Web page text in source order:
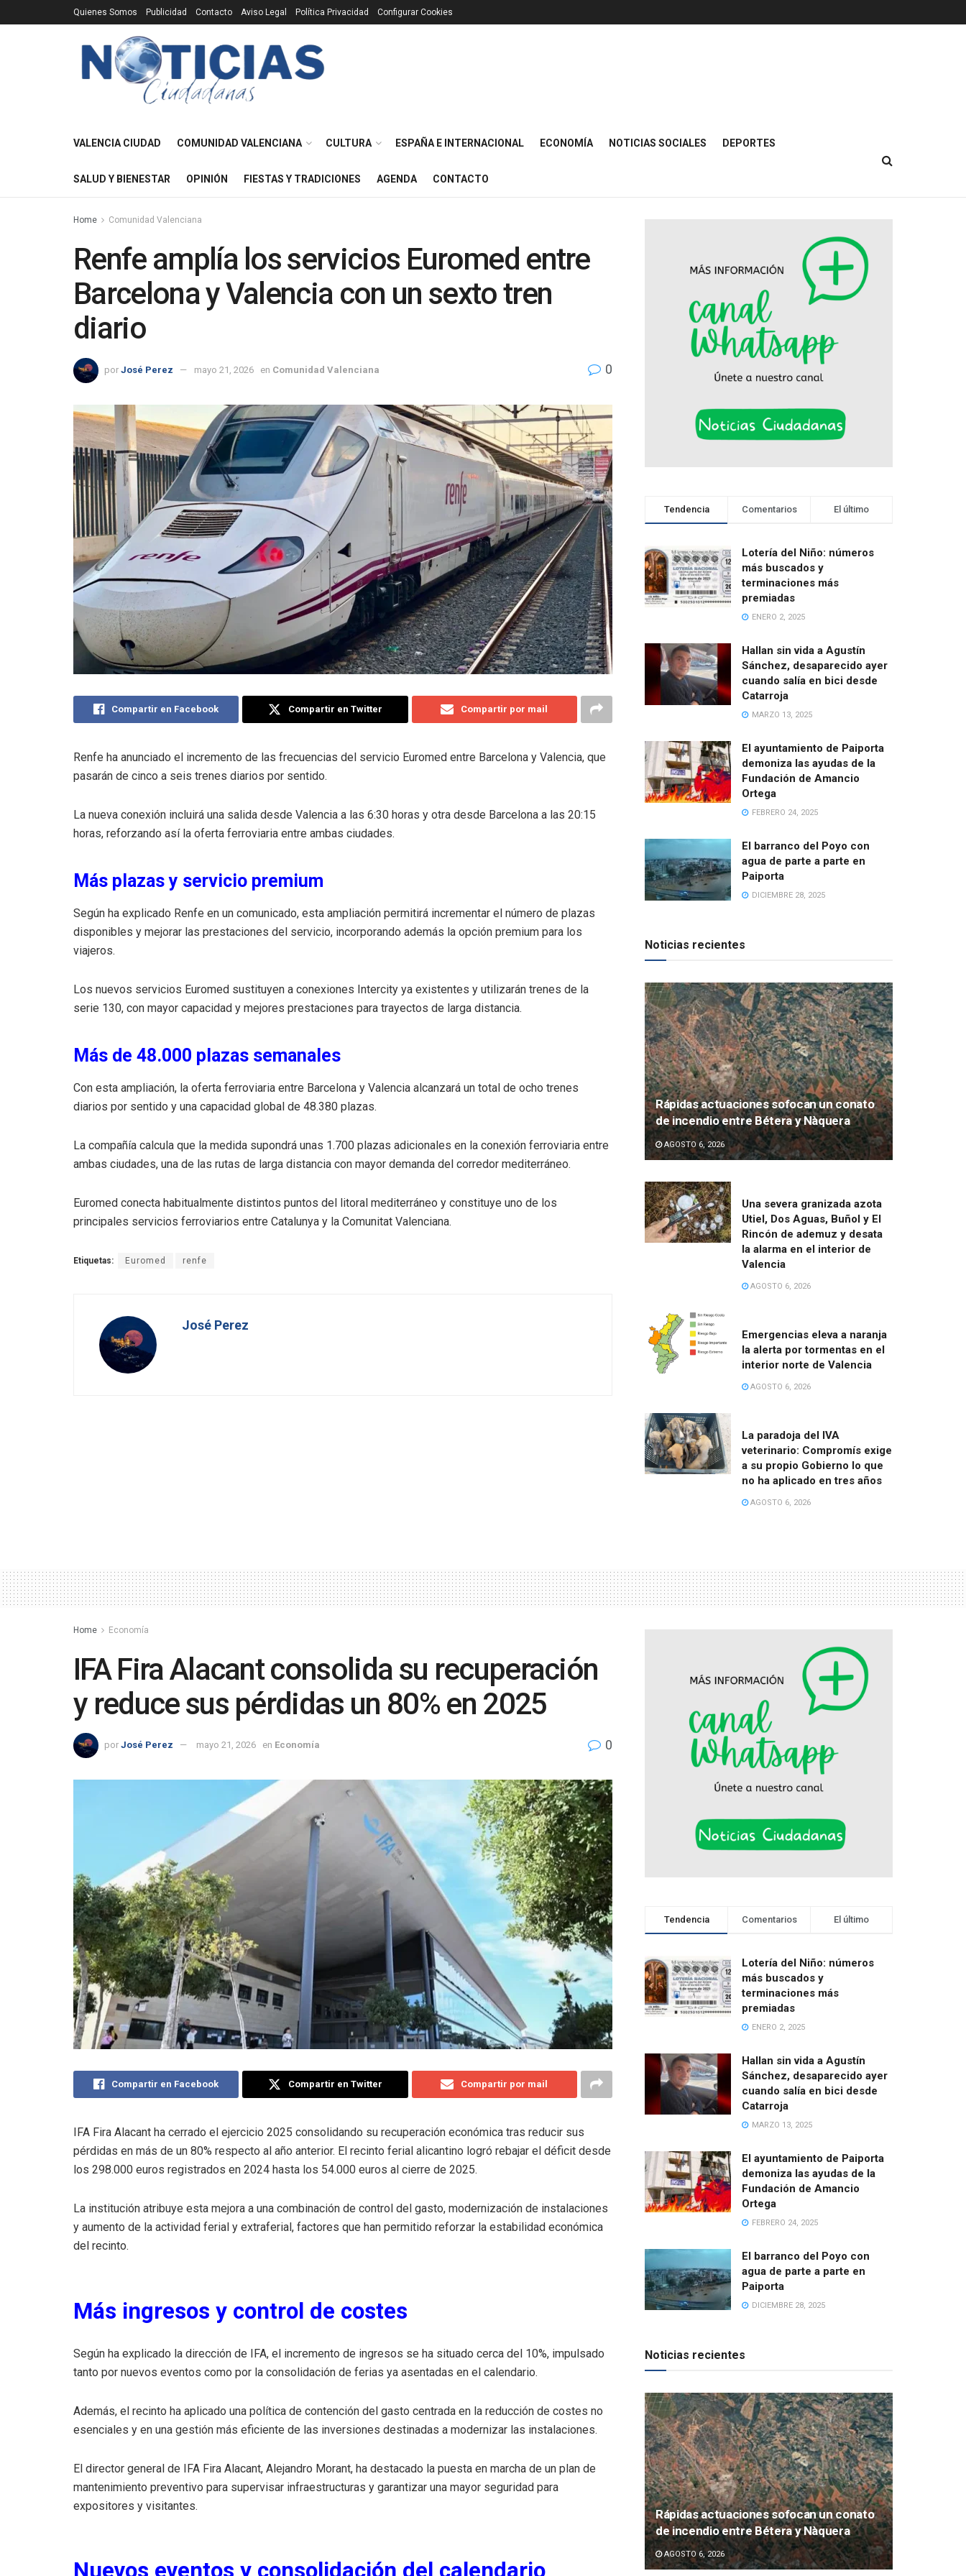
Quienes Somos Publicidad Contacto Aviso Legal Política Privacidad Configurar Cookies
VALENCIA CIUDAD COMUNIDAD VALENCIANA CULTURA ESPAÑA E INTERNACIONAL ECONOMÍA NOTICIAS SOCIALES DEPORTES
SALUD Y BIENESTAR OPINIÓN FIESTAS Y TRADICIONES AGENDA CONTACTO
Home Comunidad Valenciana
Renfe amplía los servicios Euromed entre
Barcelona y Valencia con un sexto tren
diario
por José Perez mayo 21, 2026 en Comunidad Valenciana 0
Compartir en Facebook Compartir en Twitter Compartir por mail
Renfe ha anunciado el incremento de las frecuencias del servicio Euromed entre Barcelona y Valencia, que
pasarán de cinco a seis trenes diarios por sentido.
La nueva conexión incluirá una salida desde Valencia a las 6:30 horas y otra desde Barcelona a las 20:15
horas, reforzando así la oferta ferroviaria entre ambas ciudades.
Más plazas y servicio premium
Según ha explicado Renfe en un comunicado, esta ampliación permitirá incrementar el número de plazas
disponibles y mejorar las prestaciones del servicio, incorporando además la opción premium para los
viajeros.
Los nuevos servicios Euromed sustituyen a conexiones Intercity ya existentes y utilizarán trenes de la
serie 130, con mayor capacidad y mejores prestaciones para trayectos de larga distancia.
Más de 48.000 plazas semanales
Con esta ampliación, la oferta ferroviaria entre Barcelona y Valencia alcanzará un total de ocho trenes
diarios por sentido y una capacidad global de 48.380 plazas.
La compañía calcula que la medida supondrá unas 1.700 plazas adicionales en la conexión ferroviaria entre
ambas ciudades, una de las rutas de larga distancia con mayor demanda del corredor mediterráneo.
Euromed conecta habitualmente distintos puntos del litoral mediterráneo y constituye uno de los
principales servicios ferroviarios entre Catalunya y la Comunitat Valenciana.
Etiquetas: Euromed renfe
José Perez
Tendencia Comentarios El último
Lotería del Niño: números
más buscados y
terminaciones más
premiadas
ENERO 2, 2025
Hallan sin vida a Agustín
Sánchez, desaparecido ayer
cuando salía en bici desde
Catarroja
MARZO 13, 2025
El ayuntamiento de Paiporta
demoniza las ayudas de la
Fundación de Amancio
Ortega
FEBRERO 24, 2025
El barranco del Poyo con
agua de parte a parte en
Paiporta
DICIEMBRE 28, 2025
Noticias recientes
Rápidas actuaciones sofocan un conato
de incendio entre Bétera y Nàquera
AGOSTO 6, 2026
Una severa granizada azota
Utiel, Dos Aguas, Buñol y El
Rincón de ademuz y desata
la alarma en el interior de
Valencia
AGOSTO 6, 2026
Emergencias eleva a naranja
la alerta por tormentas en el
interior norte de Valencia
AGOSTO 6, 2026
La paradoja del IVA
veterinario: Compromís exige
a su propio Gobierno lo que
no ha aplicado en tres años
AGOSTO 6, 2026
Home Economía
IFA Fira Alacant consolida su recuperación
y reduce sus pérdidas un 80% en 2025
por José Perez mayo 21, 2026 en Economía 0
Compartir en Facebook Compartir en Twitter Compartir por mail
IFA Fira Alacant ha cerrado el ejercicio 2025 consolidando su recuperación económica tras reducir sus
pérdidas en más de un 80% respecto al año anterior. El recinto ferial alicantino logró rebajar el déficit desde
los 298.000 euros registrados en 2024 hasta los 54.000 euros al cierre de 2025.
La institución atribuye esta mejora a una combinación de control del gasto, modernización de instalaciones
y aumento de la actividad ferial y extraferial, factores que han permitido reforzar la estabilidad económica
del recinto.
Más ingresos y control de costes
Según ha explicado la dirección de IFA, el incremento de ingresos se ha situado cerca del 10%, impulsado
tanto por nuevos eventos como por la consolidación de ferias ya asentadas en el calendario.
Además, el recinto ha aplicado una política de contención del gasto centrada en la reducción de costes no
esenciales y en una gestión más eficiente de las inversiones destinadas a modernizar las instalaciones.
El director general de IFA Fira Alacant, Alejandro Morant, ha destacado la puesta en marcha de un plan de
mantenimiento preventivo para supervisar infraestructuras y garantizar una mayor seguridad para
expositores y visitantes.
Nuevos eventos y consolidación del calendario
Tendencia Comentarios El último
Lotería del Niño: números
más buscados y
terminaciones más
premiadas
ENERO 2, 2025
Hallan sin vida a Agustín
Sánchez, desaparecido ayer
cuando salía en bici desde
Catarroja
MARZO 13, 2025
El ayuntamiento de Paiporta
demoniza las ayudas de la
Fundación de Amancio
Ortega
FEBRERO 24, 2025
El barranco del Poyo con
agua de parte a parte en
Paiporta
DICIEMBRE 28, 2025
Noticias recientes
Rápidas actuaciones sofocan un conato
de incendio entre Bétera y Nàquera
AGOSTO 6, 2026